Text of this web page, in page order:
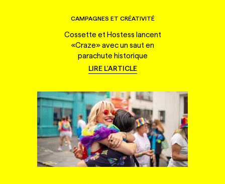
CAMPAGNES ET CRÉATIVITÉ
Cossette et Hostess lancent
«Craze» avec un saut en
parachute historique
LIRE L'ARTICLE